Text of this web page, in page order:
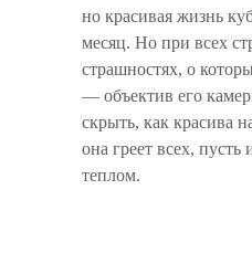
но красивая жизнь
месяц. Но при всех
страшностях, о
— объектив его
скрыть, как красива
она греет всех,
теплом.